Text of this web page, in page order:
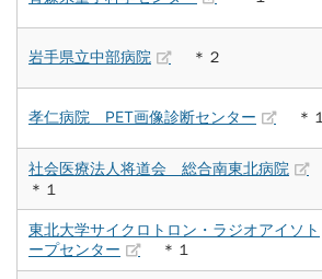
岩手県立中部病院 ＊２
孝仁病院 PET画像診断センター ＊１
社会医療法人将道会 総合南東北病院
＊１
東北大学サイクロトロン・ラジオアイソト
ープセンター
＊１